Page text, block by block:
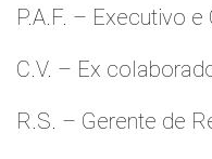
P.A.F. – Executivo
C.V. – Ex
R.S. – Gerente de